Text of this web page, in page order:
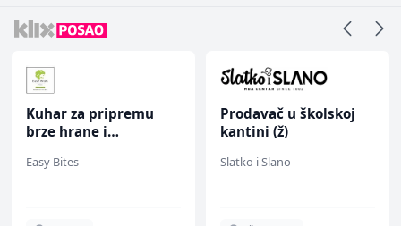
Kuhar za pripremu
brze hrane i
ž)
Easy Bites
Prodavač u školskoj
kantini (ž)
Slatko i Slano